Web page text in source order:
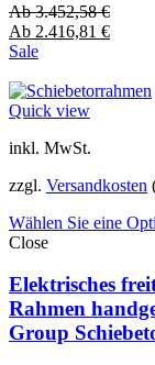
Ab3.452,58€
Ab 2.416,81 €
Sale
Quick view
inkl. MwSt.
zzgl. Versandkosten
Wählen Sie eine
Close
Elektrisches
Rahmen
Group